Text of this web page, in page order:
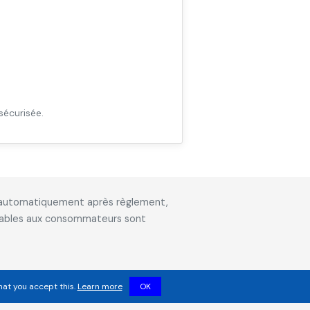
après règlement,
aux consommateurs sont
you accept this.Learn more OK